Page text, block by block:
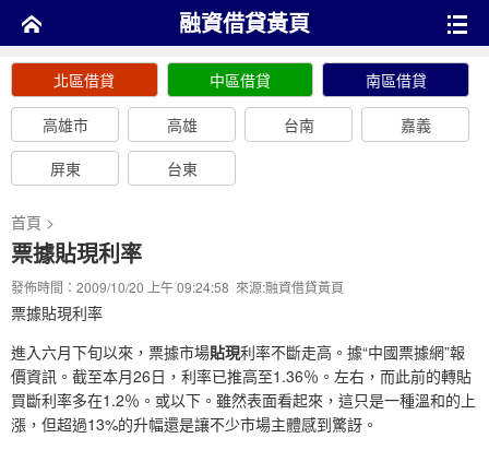
融資借貸黃頁
北區借貸 中區借貸 南區借貸
高雄市 高雄 台南
嘉義
屏東
台東
首頁 >
票據貼現利率
發佈時間：2009/10/20 上午 09:24:58 來源:融資借貸黃頁
票據貼現利率
進入六月下旬以來，票據市場貼現利率不斷走高。據“中國票據網”報
價資訊。截至本月26日，利率已推高至1.36％。左右，而此前的轉貼
買斷利率多在1.2％。或以下。雖然表面看起來，這只是一種溫和的上
漲，但超過13%的升幅還是讓不少市場主體感到驚訝。